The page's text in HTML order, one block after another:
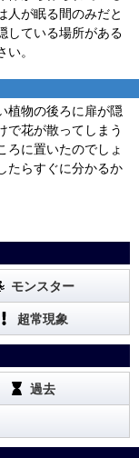
人が眠る間のみだと
している場所がある
。
植物の後ろに扉が隠
で花が散ってしまう
ろに置いたのでしょ
たらすぐに分かるか
モンスター
超常現象
過去